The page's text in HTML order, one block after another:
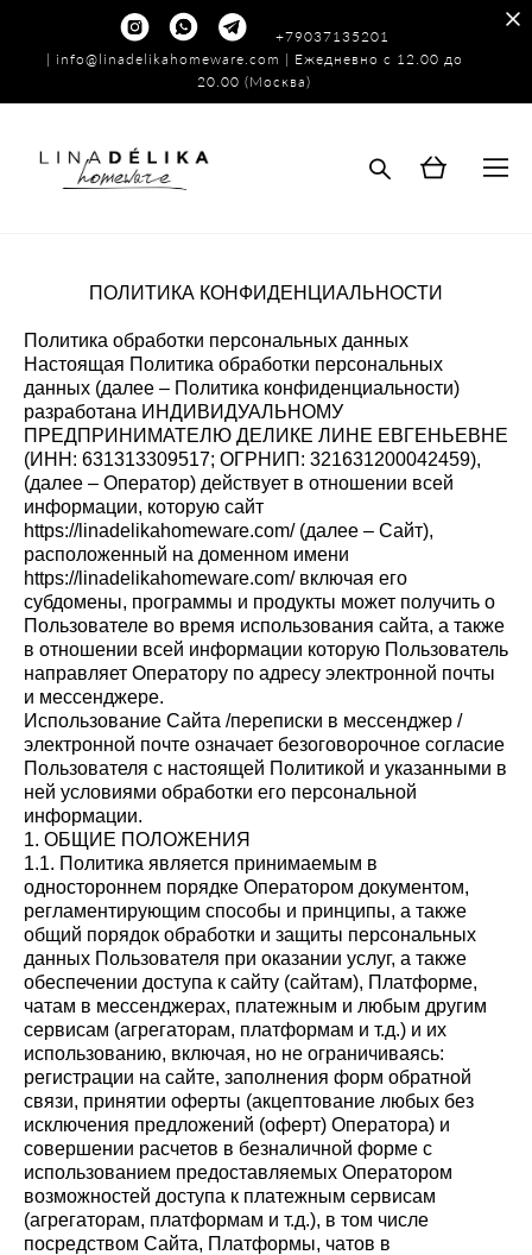
+79037135201
| info@linadelikahomeware.com | Ежедневно с 12.00 до
20.00 (Москва)
ПОЛИТИКА КОНФИДЕНЦИАЛЬНОСТИ
Политика обработки персональных данных
Настоящая Политика обработки персональных
данных (далее – Политика конфиденциальности)
разработана ИНДИВИДУАЛЬНОМУ
ПРЕДПРИНИМАТЕЛЮ ДЕЛИКЕ ЛИНЕ ЕВГЕНЬЕВНЕ
(ИНН: 631313309517; ОГРНИП: 321631200042459),
(далее – Оператор) действует в отношении всей
информации, которую сайт
https://linadelikahomeware.com/ (далее – Сайт),
расположенный на доменном имени
https://linadelikahomeware.com/ включая его
субдомены, программы и продукты может получить о
Пользователе во время использования сайта, а также
в отношении всей информации которую Пользователь
направляет Оператору по адресу электронной почты
и мессенджере.
Использование Сайта /переписки в мессенджер /
электронной почте означает безоговорочное согласие
Пользователя с настоящей Политикой и указанными в
ней условиями обработки его персональной
информации.
1. ОБЩИЕ ПОЛОЖЕНИЯ
1.1. Политика является принимаемым в
одностороннем порядке Оператором документом,
регламентирующим способы и принципы, а также
общий порядок обработки и защиты персональных
данных Пользователя при оказании услуг, а также
обеспечении доступа к сайту (сайтам), Платформе,
чатам в мессенджерах, платежным и любым другим
сервисам (агрегаторам, платформам и т.д.) и их
использованию, включая, но не ограничиваясь:
регистрации на сайте, заполнения форм обратной
связи, принятии оферты (акцептование любых без
исключения предложений (оферт) Оператора) и
совершении расчетов в безналичной форме с
использованием предоставляемых Оператором
возможностей доступа к платежным сервисам
(агрегаторам, платформам и т.д.), в том числе
посредством Сайта, Платформы, чатов в